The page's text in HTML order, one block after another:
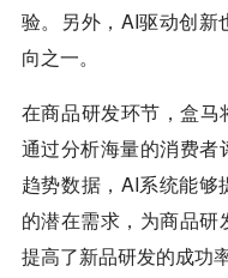
验。另外，AI驱动创新
向之一。
在商品研发环节，盒马
通过分析海量的消费
趋势数据，AI系统能
的潜在需求，为商品
提高了新品研发的成功率